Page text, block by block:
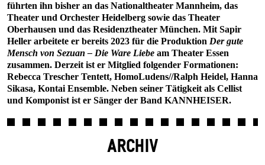
führten ihn bisher an das Nationaltheater Mannheim, das
Theater und Orchester Heidelberg sowie das Theater
Oberhausen und das Residenztheater München. Mit Sapir
Heller arbeitete er bereits 2023 für die Produktion Der gute
Mensch von Sezuan – Die Ware Liebe am Theater Essen
zusammen. Derzeit ist er Mitglied folgender Formationen:
Rebecca Trescher Tentett, HomoLudens//Ralph Heidel, Hanna
Sikasa, Kontai Ensemble. Neben seiner Tätigkeit als Cellist
und Komponist ist er Sänger der Band KANNHEISER.
ARCHIV